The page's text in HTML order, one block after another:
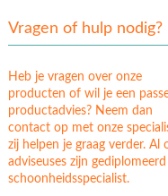
Vragen of hulp nodig?
Heb je vragen over onze
producten of wil je een
productadvies? Neem dan
contact op met onze
zij helpen je graag verder. Al
adviseuses zijn gediplomeerd
schoonheidsspecialist.